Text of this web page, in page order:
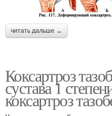
читать дальше →
Коксартроз
сустава 1
коксартроз